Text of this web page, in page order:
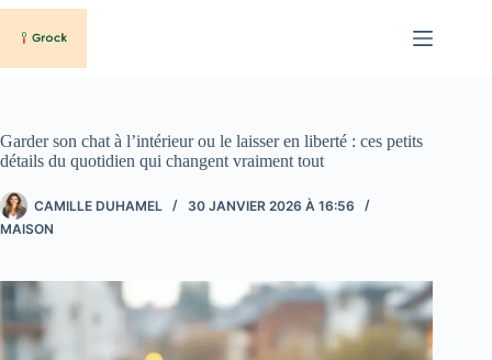
Passer
contenu
Garder son chat à l’intérieur ou le laisser en liberté : ces petits
détails du quotidien qui changent vraiment tout
CAMILLE DUHAMEL
30 JANVIER 2026 À 16:56
MAISON